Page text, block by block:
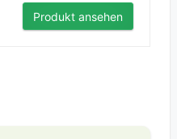
Produkt ansehen